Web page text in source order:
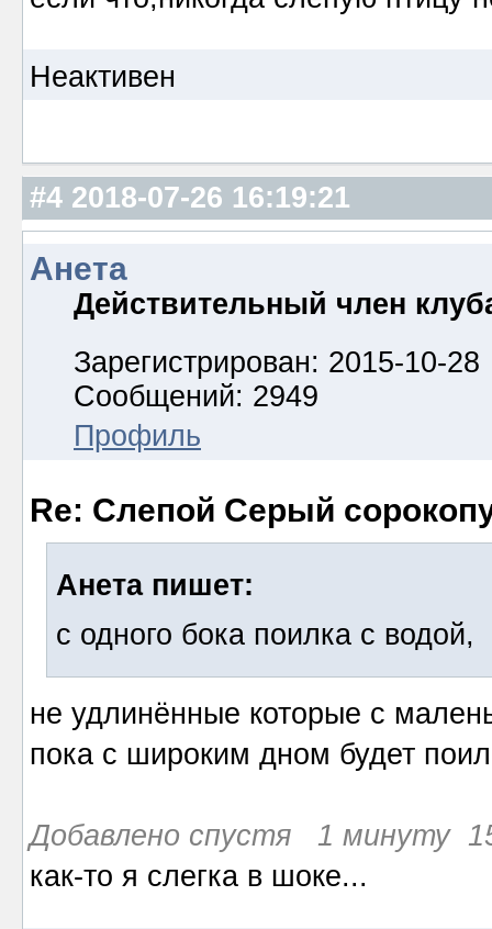
Неактивен
#4 2018-07-26 16:19:21
Анета
Действительный член
Зарегистрирован: 2015-10-28
Сообщений: 2949
Профиль
Re: Слепой Серый
Анета пишет:
с одного бока поилка с водой,
не удлинённые которые с
пока с широким дном будет
Добавлено спустя 1 минуту
как-то я слегка в шоке...